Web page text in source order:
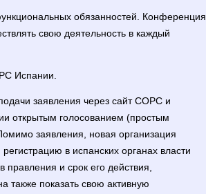
обязанностей. Конференция
свою деятельность в каждый
Испании.
заявления через сайт СОРС и
открытым голосованием (простым
заявления, новая организация
в испанских органах власти
и срок его действия,
также показать свою активную